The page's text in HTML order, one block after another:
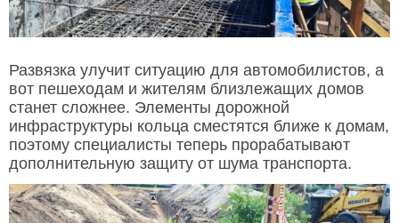
Развязка улучит ситуацию для автомобилистов, а
вот пешеходам и жителям близлежащих домов
станет сложнее. Элементы дорожной
инфраструктуры кольца сместятся ближе к домам,
поэтому специалисты теперь прорабатывают
дополнительную защиту от шума транспорта.